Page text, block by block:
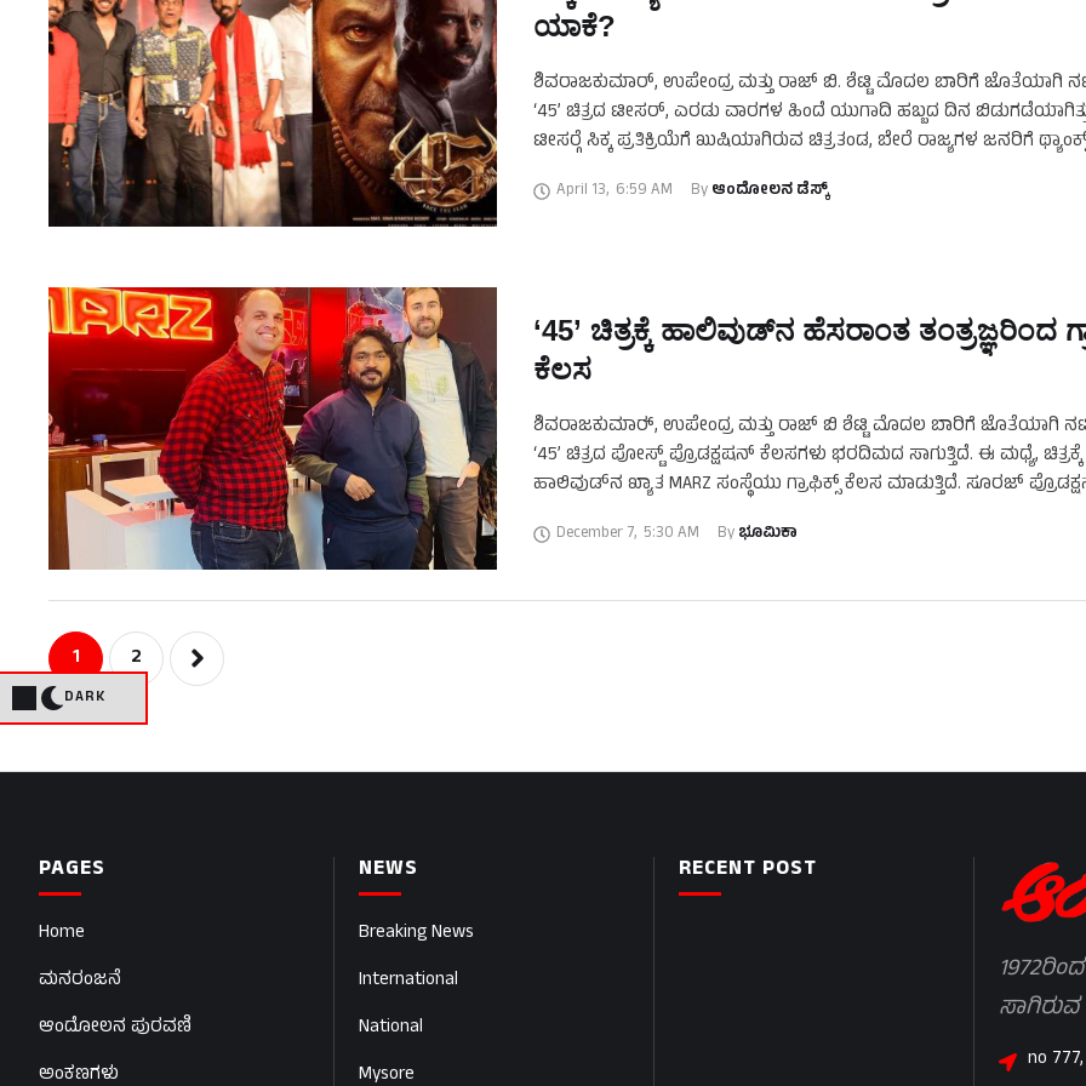
DARK
ಯಾಕೆ?
ಶಿವರಾಜಕುಮಾರ್, ಉಪೇಂದ್ರ ಮತ್ತು ರಾಜ್ ಬಿ. ಶೆಟ್ಟಿ ಮೊದಲ ಬಾರಿಗೆ ಜೊತೆಯಾಗಿ
‘45’ ಚಿತ್ರದ ಟೀಸರ್, ಎರಡು ವಾರಗಳ ಹಿಂದೆ ಯುಗಾದಿ ಹಬ್ಬದ ದಿನ
ಟೀಸರ್‍ಗೆ ಸಿಕ್ಕ ಪ್ರತಿಕ್ರಿಯೆಗೆ ಖುಷಿಯಾಗಿರುವ ಚಿತ್ರತಂಡ, ಬೇರೆ ರಾಜ್ಯಗಳ ಜನರಿಗೆ
April 13, 6:59 AM By ಆಂದೋಲನ ಡೆಸ್ಕ್
‘45’ ಚಿತ್ರಕ್ಕೆ ಹಾಲಿವುಡ್‍ನ ಹೆಸರಾಂತ ತಂತ್ರಜ್ಞರಿಂದ
ಕೆಲಸ
ಶಿವರಾಜಕುಮಾರ್‍, ಉಪೇಂದ್ರ ಮತ್ತು ರಾಜ್‍ ಬಿ ಶೆಟ್ಟಿ ಮೊದಲ ಬಾರಿಗೆ ಜೊತೆಯಾಗಿ
‘45’ ಚಿತ್ರದ ಪೋಸ್ಟ್ ಪ್ರೊಡಕ್ಷಷನ್ ಕೆಲಸಗಳು ಭರದಿಮದ ಸಾಗುತ್ತಿದೆ. ಈ ಮಧ್ಯೆ, ಚಿತ್ರಕ್ಕೆ
ಹಾಲಿವುಡ್‍ನ ಖ್ಯಾತ MARZ ಸಂಸ್ಥೆಯು ಗ್ರಾಫಿಕ್ಸ್ ಕೆಲಸ ಮಾಡುತ್ತಿದೆ. ಸೂರಜ್‍
December 7, 5:30 AM By ಭೂಮಿಕಾ
1 2
PAGES
Home
ಮನರಂಜನೆ
ಆಂದೋಲನ ಪುರವಣಿ
ಅಂಕಣಗಳು
NEWS
Breaking News
International
National
Mysore
RECENT POST
no